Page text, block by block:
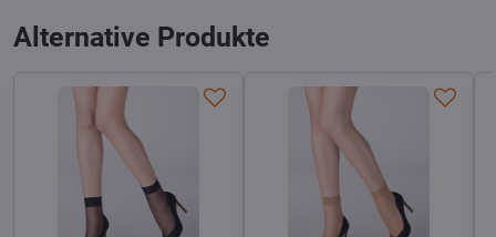
Alternative Produkte